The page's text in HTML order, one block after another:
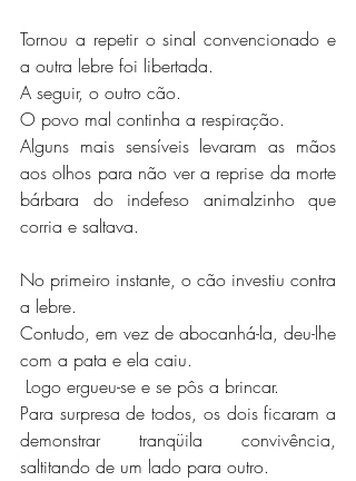
Tornou a repetir o sinal convencionado e
a outra lebre foi libertada.
A seguir, o outro cão.
O povo mal continha a respiração.
Alguns mais sensíveis levaram as mãos
aos olhos para não ver a reprise da morte
bárbara do indefeso animalzinho que
corria e saltava.
No primeiro instante, o cão investiu contra
a lebre.
Contudo, em vez de abocanhá-la, deu-lhe
com a pata e ela caiu.
Logo ergueu-se e se pôs a brincar.
Para surpresa de todos, os dois ficaram a
demonstrar tranqüila convivência,
saltitando de um lado para outro.